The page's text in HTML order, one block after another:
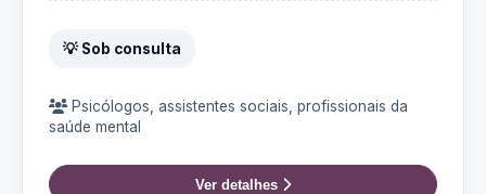
💡 Sob consulta
Psicólogos, assistentes sociais, profissionais da
saúde mental
Ver detalhes